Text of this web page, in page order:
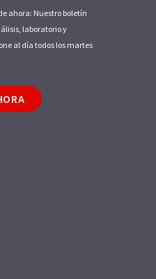
ahora: Nuestro boletín
laboratorio y
al día todos los martes